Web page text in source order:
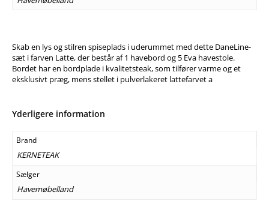
Skab en lys og stilren spiseplads i uderummet med dette DaneLine-
sæt i farven Latte, der består af 1 havebord og 5 Eva havestole.
Bordet har en bordplade i kvalitetsteak, som tilfører varme og et
eksklusivt præg, mens stellet i pulverlakeret lattefarvet a
Yderligere information
Brand
KERNETEAK
Sælger
Havemøbelland